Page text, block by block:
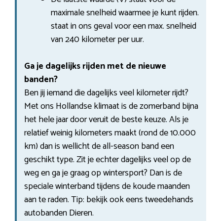
maximale snelheid waarmee je kunt rijden.
staat in ons geval voor een max. snelheid
van 240 kilometer per uur.
Ga je dagelijks rijden met de nieuwe
banden?
Ben jij iemand die dagelijks veel kilometer rijdt?
Met ons Hollandse klimaat is de zomerband bijna
het hele jaar door veruit de beste keuze. Als je
relatief weinig kilometers maakt (rond de 10.000
km) dan is wellicht de all-season band een
geschikt type. Zit je echter dagelijks veel op de
weg en ga je graag op wintersport? Dan is de
speciale winterband tijdens de koude maanden
aan te raden. Tip: bekijk ook eens tweedehands
autobanden Dieren.